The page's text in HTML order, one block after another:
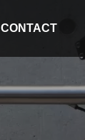
CONTACT